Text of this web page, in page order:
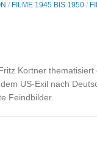
/ FILME 1945 BIS 1950 /
Kortner
US-Exil nach
Feindbilder.